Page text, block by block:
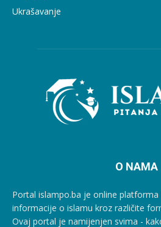
Ukrašavanje
O NAMA
Portal islampo.ba je online
informacije o islamu kroz različite
Ovaj portal je namijenjen svima -